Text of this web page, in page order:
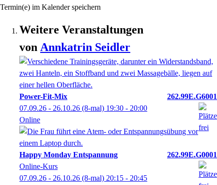
Termin(e) im Kalender speichern
Weitere Veranstaltungen
von Annkatrin Seidler
Power-Fit-Mix
262.99E.G6001
07.09.26 - 26.10.26 (8-mal) 19:30 - 20:00
Online
Happy Monday Entspannung
262.99E.G0001
Online-Kurs
07.09.26 - 26.10.26 (8-mal) 20:15 - 20:45